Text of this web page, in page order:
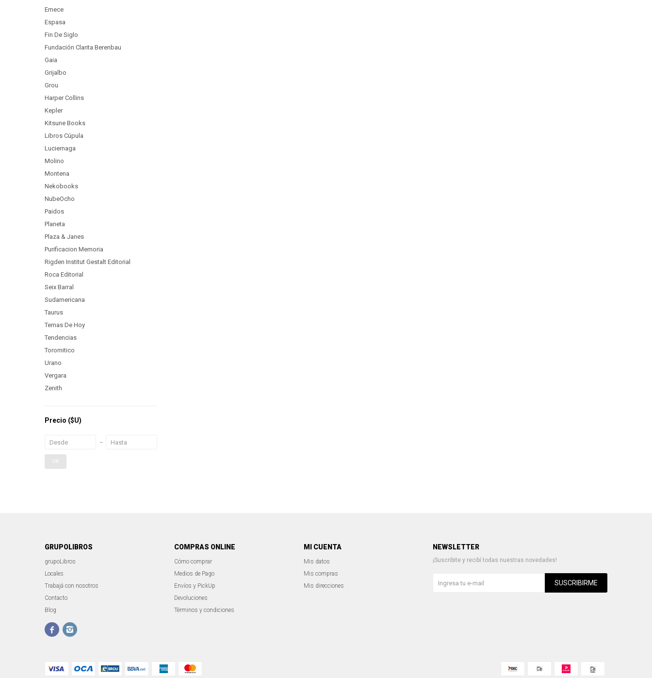
Emece
Espasa
Fin De Siglo
Fundación Clarita Berenbau
Gaia
Grijalbo
Grou
Harper Collins
Kepler
Kitsune Books
Libros Cúpula
Luciernaga
Molino
Montena
Nekobooks
NubeOcho
Paidos
Planeta
Plaza & Janes
Purificacion Memoria
Rigden Institut Gestalt Editorial
Roca Editorial
Seix Barral
Sudamericana
Taurus
Temas De Hoy
Tendencias
Toromitico
Urano
Vergara
Zenith
Precio ($U)
OK
GRUPOLIBROS
grupoLibros
Locales
Trabajá con nosotros
Contacto
Blog
 
COMPRAS ONLINE
Cómo comprar
Medios de Pago
Envíos y PickUp
Devoluciones
Términos y condiciones
MI CUENTA
Mis datos
Mis compras
Mis direcciones
NEWSLETTER
¡Suscribite y recibí todas nuestras novedades!
SUSCRIBIRME